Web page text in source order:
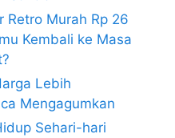
Retro Murah Rp 26
Kembali ke Masa
Lebih
Mengagumkan
Sehari-hari